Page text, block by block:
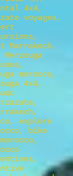
4x4,
voyages,
morocco,
4x4,
explore
bike